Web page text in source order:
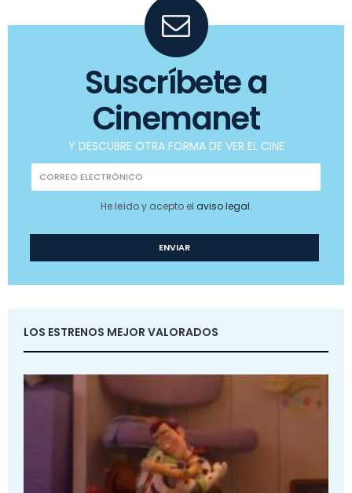
Suscríbete a
Cinemanet
Y DESCUBRE OTRA FORMA DE VER EL CINE
He leído y acepto el aviso legal.
LOS ESTRENOS MEJOR VALORADOS